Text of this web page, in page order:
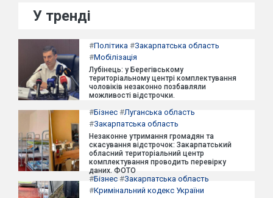
У тренді
#Політика #Закарпатська область
#Мобілізація
Лубінець: у Берегівському
територіальному центрі комплектування
чоловіків незаконно позбавляли
можливості відстрочки.
#Бізнес #Луганська область
#Закарпатська область
Незаконне утримання громадян та
скасування відстрочок: Закарпатський
обласний територіальний центр
комплектування проводить перевірку
даних. ФОТО
#Бізнес #Закарпатська область
#Кримінальний кодекс України